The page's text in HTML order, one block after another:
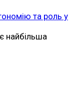
та роль у
найбільша